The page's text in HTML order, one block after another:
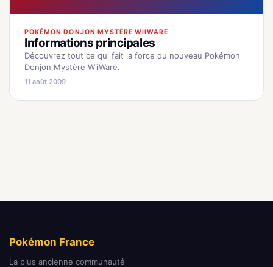
POKÉMON DONJON MYSTÈRE WIIWARE
Informations principales
Découvrez tout ce qui fait la force du nouveau Pokémon
Donjon Mystère WiiWare.
11 août 2009
Pokémon France
La plus ancienne communauté